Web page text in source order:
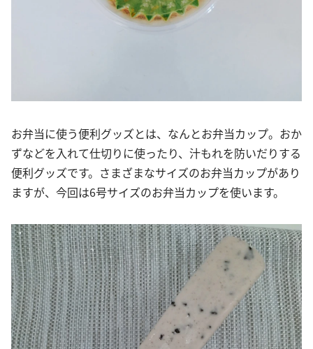
お弁当に使う便利グッズとは、なんとお弁当カップ。おか
ずなどを入れて仕切りに使ったり、汁もれを防いだりする
便利グッズです。さまざまなサイズのお弁当カップがあり
ますが、今回は6号サイズのお弁当カップを使います。